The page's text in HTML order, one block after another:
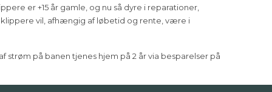
er +15 år gamle, og nu så dyre i reparationer,
vil, afhængig af løbetid og rente, være i
på banen tjenes hjem på 2 år via besparelser på